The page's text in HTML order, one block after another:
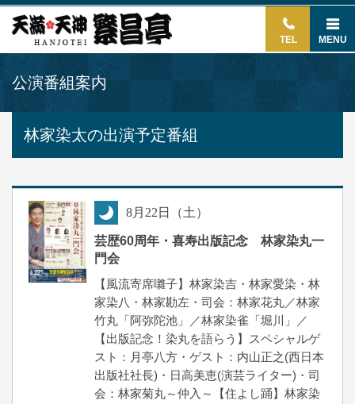
TEL MENU
公演番組案内
林家染太の出演予定番組
8月 22 日（土）
芸歴60周年・喜寿出版記念 林家染丸一
門会
【風流寄席囃子】林家染吉・林家愛染・林
家染八・林家勘左・司会：林家花丸／林家
竹丸「阿弥陀池」／林家染雀「堀川」／
【出版記念！染丸を語らう】スペシャルゲ
スト：月亭八方・ゲスト：内山正之(西日本
出版社社長)・日高美恵(演芸ライター)・司
会：林家菊丸～仲入～【住よし踊】林家染